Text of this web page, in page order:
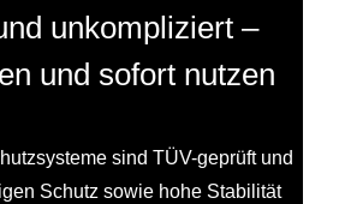
unkompliziert –
und sofort nutzen
sind TÜV-geprüft und
Schutz sowie hohe Stabilität